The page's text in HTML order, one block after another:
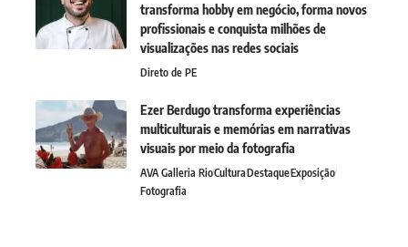
transforma hobby em negócio, forma novos
profissionais e conquista milhões de
visualizações nas redes sociais
Direto de PE
Ezer Berdugo transforma experiências
multiculturais e memórias em narrativas
visuais por meio da fotografia
AVA Galleria RioCulturaDestaqueExposição
Fotografia